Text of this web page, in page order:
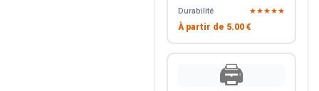
Durabilité
★★★★★
À partir de 5.00 €
🖨️